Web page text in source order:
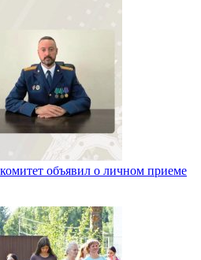
объявил о личном приеме